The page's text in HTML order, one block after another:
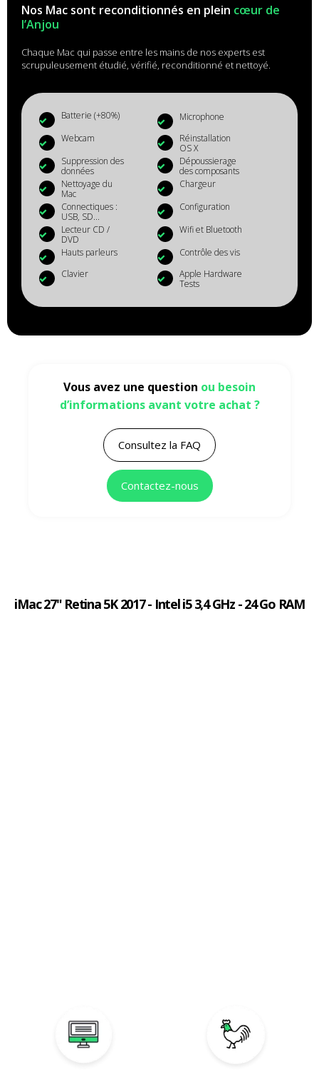
Nos Mac sont reconditionnés en plein cœur de
l’Anjou
Chaque Mac qui passe entre les mains de nos experts est
scrupuleusement étudié, vérifié, reconditionné et nettoyé.
Batterie (+80%)
Microphone
Webcam
Réinstallation
OS X
Suppression des
données
Dépoussierage
des composants
Nettoyage du
Mac
Chargeur
Connectiques :
USB, SD...
Configuration
Lecteur CD /
DVD
Wifi et Bluetooth
Hauts parleurs
Contrôle des vis
Clavier
Apple Hardware
Tests
Vous avez une question ou besoin
d’informations avant votre achat ?
Consultez la FAQ
Contactez-nous
iMac 27" Retina 5K 2017 - Intel i5 3,4 GHz - 24 Go RAM